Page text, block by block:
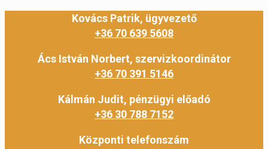
Kovács Patrik, ügyvezető
+36 70 639 5608
Ács István Norbert, szervizkoordinátor
+36 70 391 5146
Kálmán Judit, pénzügyi előadó
+36 30 788 7152
Központi telefonszám